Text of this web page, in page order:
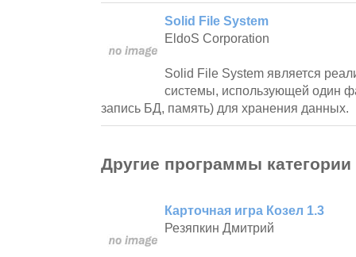
Solid File System
EldoS Corporation
Solid File System является
системы, использующей один
запись БД, память) для хранения данных.
Другие программы категории
Карточная игра Козел 1.3
Резяпкин Дмитрий